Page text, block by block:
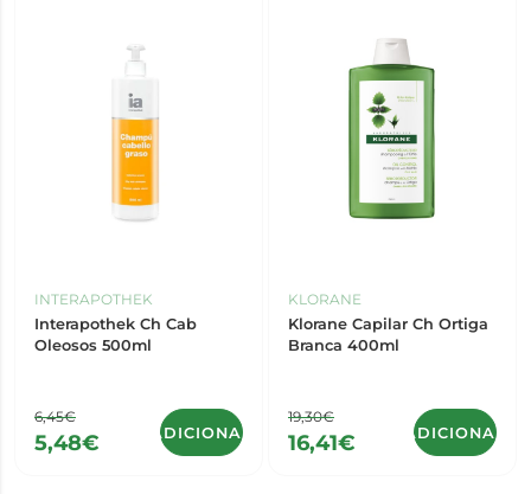
INTERAPOTHEK
Interapothek Ch Cab
Oleosos 500ml
6,45€
5,48€ ADICIONAR
KLORANE
Klorane Capilar Ch Ortiga
Branca 400ml
19,30€
16,41€ ADICIONAR